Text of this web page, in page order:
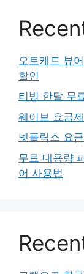
오토캐드 뷰
할인
티빙 한달 무
웨이브 요금
넷플릭스 요
무료 대용량
어 사용법